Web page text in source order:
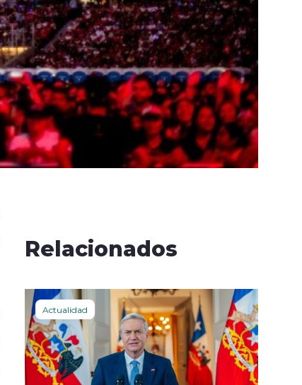
Relacionados
Actualidad